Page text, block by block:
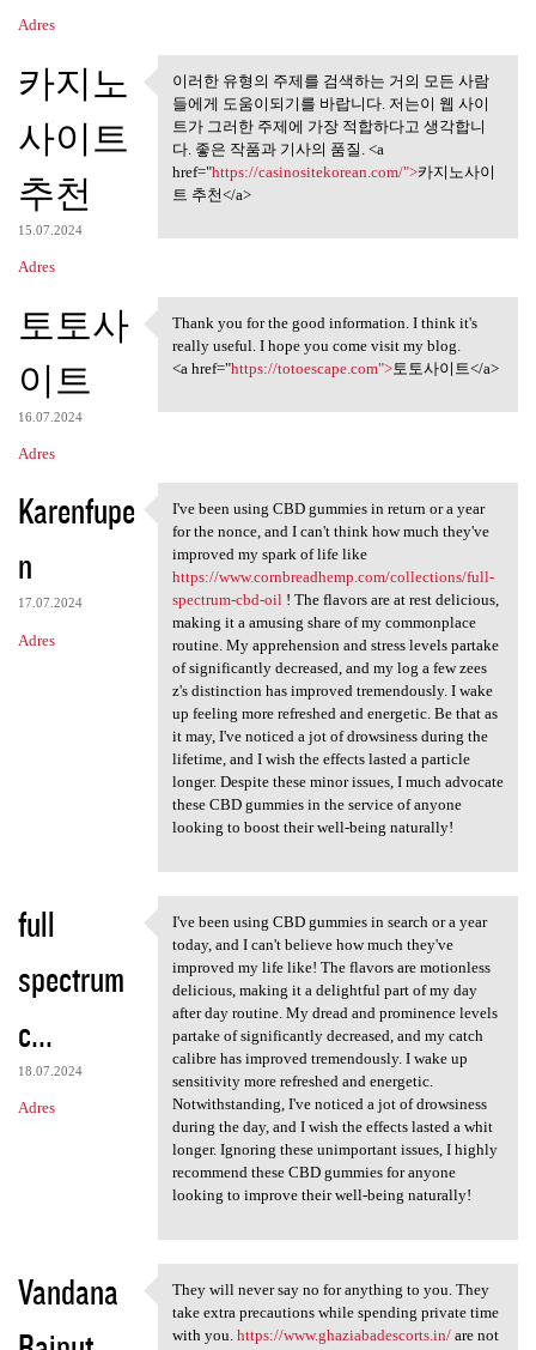
Adres
카지노
사이트
추천
15.07.2024
Adres
이러한 유형의 주제를 검색하는
거의 모든 사람들에게
이러한 유형의 주제를 검색하는 거의 모든 사람
들에게 도움이되기를 바랍니다. 저는이 웹 사이
트가 그러한 주제에 가장 적합하다고 생각합니
다. 좋은 작품과 기사의 품질. <a
href="https://casinositekorean.com/">카지노사이
트 추천</a>
토토사
이트
16.07.2024
Adres
Thank you for the good
Thank you for the good information. I think it's
really useful. I hope you come visit my blog.
<a href="https://totoescape.com">토토사이트</a>
Karenfupe
n
17.07.2024
Adres
I've been using CBD gummies
I've been using CBD gummies in return or a year
for the nonce, and I can't think how much they've
improved my spark of life like
https://www.cornbreadhemp.com/collections/full-
spectrum-cbd-oil! The flavors are at rest delicious,
making it a amusing share of my commonplace
routine. My apprehension and stress levels partake
of significantly decreased, and my log a few zees
z's distinction has improved tremendously. I wake
up feeling more refreshed and energetic. Be that as
it may, I've noticed a jot of drowsiness during the
lifetime, and I wish the effects lasted a particle
longer. Despite these minor issues, I much advocate
these CBD gummies in the service of anyone
looking to boost their well-being naturally!
full
spectrum
c...
18.07.2024
Adres
I've been using CBD gummies
I've been using CBD gummies in search or a year
today, and I can't believe how much they've
improved my life like! The flavors are motionless
delicious, making it a delightful part of my day
after day routine. My dread and prominence levels
partake of significantly decreased, and my catch
calibre has improved tremendously. I wake up
sensitivity more refreshed and energetic.
Notwithstanding, I've noticed a jot of drowsiness
during the day, and I wish the effects lasted a whit
longer. Ignoring these unimportant issues, I highly
recommend these CBD gummies for anyone
looking to improve their well-being naturally!
Vandana
They will never say no for
They will never say no for anything to you. They
take extra precautions while spending private time
with you. https://www.ghaziabadescorts.in/are not